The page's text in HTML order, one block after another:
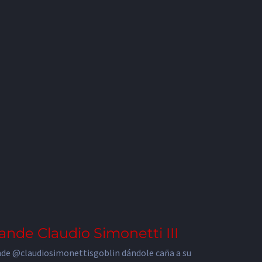
Claudio Simonetti III
@claudiosimonettisgoblin dándole caña a su